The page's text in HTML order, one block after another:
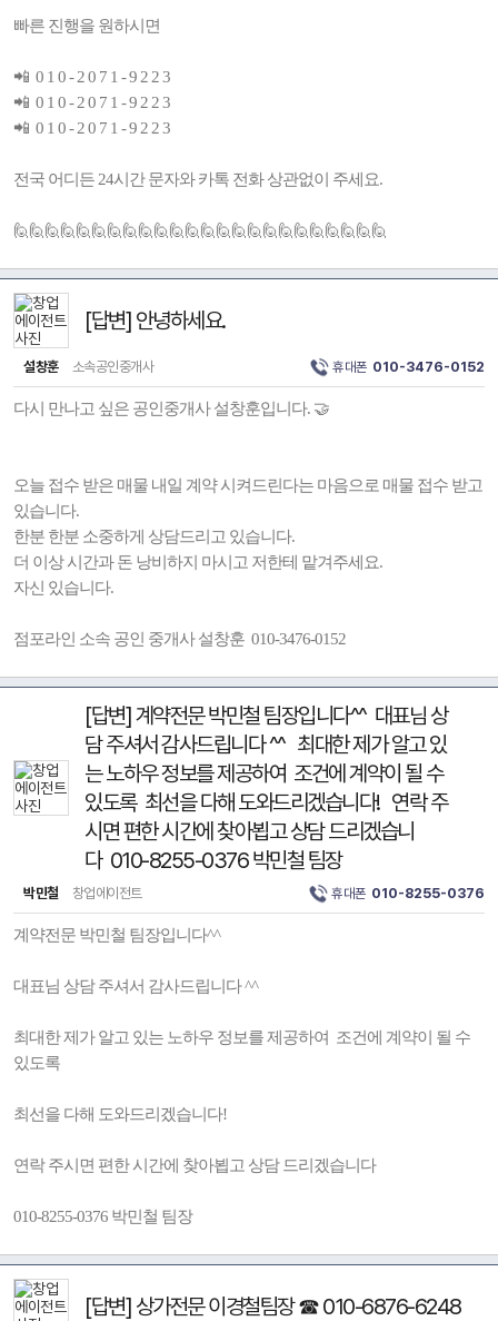
빠른 진행을 원하시면
📲 0 1 0 - 2 0 7 1 - 9 2 2 3
📲 0 1 0 - 2 0 7 1 - 9 2 2 3
📲 0 1 0 - 2 0 7 1 - 9 2 2 3
전국 어디든 24시간 문자와 카톡 전화 상관없이 주세요.
🙋🙋🙋🙋🙋🙋🙋🙋🙋🙋🙋🙋🙋🙋🙋🙋🙋🙋🙋🙋🙋🙋🙋🙋
[답변] 안녕하세요.
설창훈 소속공인중개사 휴대폰 010-3476-0152
다시 만나고 싶은 공인중개사 설창훈입니다. 🤝
오늘 접수 받은 매물 내일 계약 시켜드린다는 마음으로 매물 접수 받고
있습니다.
한분 한분 소중하게 상담드리고 있습니다.
더 이상 시간과 돈 낭비하지 마시고 저한테 맡겨주세요.
자신 있습니다.
점포라인 소속 공인 중개사 설창훈 010-3476-0152
[답변] 계약전문 박민철 팀장입니다^^ 대표님 상
담 주셔서 감사드립니다 ^^ 최대한 제가 알고 있
는 노하우 정보를 제공하여 조건에 계약이 될 수
있도록 최선을 다해 도와드리겠습니다! 연락 주
시면 편한 시간에 찾아뵙고 상담 드리겠습니
다 010-8255-0376 박민철 팀장
박민철 창업에이전트 휴대폰 010-8255-0376
계약전문 박민철 팀장입니다^^
대표님 상담 주셔서 감사드립니다 ^^
최대한 제가 알고 있는 노하우 정보를 제공하여 조건에 계약이 될 수
있도록
최선을 다해 도와드리겠습니다!
연락 주시면 편한 시간에 찾아뵙고 상담 드리겠습니다
010-8255-0376 박민철 팀장
[답변] 상가전문 이경철팀장 ☎ 010-6876-6248